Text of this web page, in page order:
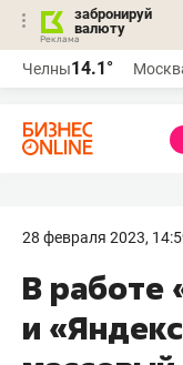
забронируй
валюту
Челны14.1°
28 февраля 2023,
В работе
и